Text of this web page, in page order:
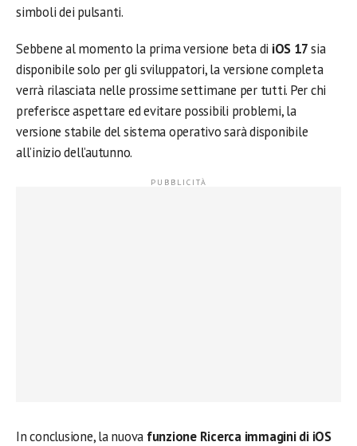
simboli dei pulsanti.
Sebbene al momento la prima versione beta di iOS 17sia
disponibile solo per gli sviluppatori, la versione completa
verrà rilasciata nelle prossime settimane per tutti. Per chi
preferisce aspettare ed evitare possibili problemi, la
versione stabile del sistema operativo sarà disponibile
all’inizio dell’autunno.
In conclusione, la nuova funzione Ricerca immagini di iOS